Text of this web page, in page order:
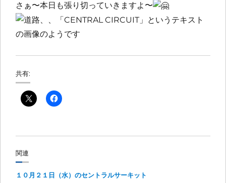
さぁ〜本日も張り切っていきますよ〜
共有:
関連
１０月２１日（水）のセントラルサーキット